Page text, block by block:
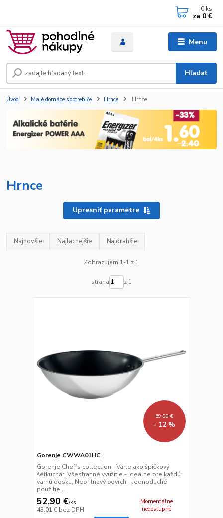
Menu
Hľadať
0 ks
za 0 €
Úvod Malé domáce spotrebiče Hrnce Hrnce
Hrnce
Upresniť parametre
Najnovšie Najlacnejšie Najdrahšie
Zobrazujem 1-1 z 1
strana z 1
59,90 €
- 12 %
Gorenje CWWA01HC
Gorenje Chef’s collection - Varte ako špičkový
šéfkuchár, Všestranné využitie - Ideálne pre každú
varnú dosku, Nepriľnavý povrch - Jednoduché
použitie...
52,90 €/ks
43,01 € bez DPH
Momentálne
nedostupné